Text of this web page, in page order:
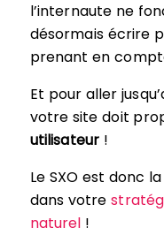
l’internaute ne
désormais écrire
prenant en
Et pour aller
votre site doit
utilisateur !
Le SXO est donc
dans votre
naturel !